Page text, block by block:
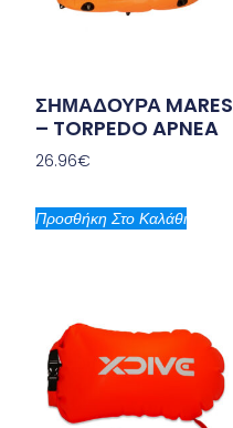
ΣΗΜΑΔΟΥΡΑ MARES
– TORPEDO APNEA
26.96€
Προσθήκη Στο Καλάθι